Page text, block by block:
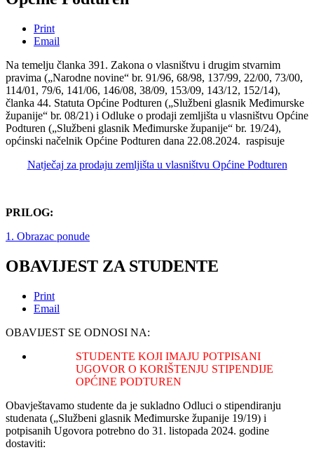
Print
Email
Na temelju članka 391. Zakona o vlasništvu i drugim stvarnim
pravima („Narodne novine“ br. 91/96, 68/98, 137/99, 22/00, 73/00,
114/01, 79/6, 141/06, 146/08, 38/09, 153/09, 143/12, 152/14),
članka 44. Statuta Općine Podturen („Službeni glasnik Međimurske
županije“ br. 08/21) i Odluke o prodaji zemljišta u vlasništvu Općine
Podturen („Službeni glasnik Međimurske županije“ br. 19/24),
općinski načelnik Općine Podturen dana 22.08.2024. raspisuje
Natječaj za prodaju zemljišta u vlasništvu Općine Podturen
PRILOG:
1. Obrazac ponude
OBAVIJEST ZA STUDENTE
Print
Email
OBAVIJEST SE ODNOSI NA:
STUDENTE KOJI IMAJU POTPISANI
UGOVOR O KORIŠTENJU STIPENDIJE
OPĆINE PODTUREN
Obavještavamo studente da je sukladno Odluci o stipendiranju
studenata („Službeni glasnik Međimurske županije 19/19) i
potpisanih Ugovora potrebno do 31. listopada 2024. godine
dostaviti: